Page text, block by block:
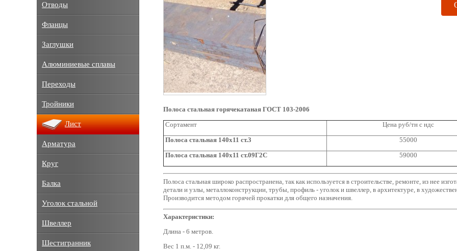
Полоса стальная горячекатаная ГОСТ 103-2006
Сортамент
Цена руб/тн с ндс
Полоса стальная 140x11 ст.3
55000
Полоса стальная 140x11 ст.09Г2С
59000
Полоса стальная широко распространена, так как используется в строительстве, ремонте, из нее
детали и узлы, металлоконструкции, трубы, профиль - уголок и швеллер, в архитектуре, в
Производится методом горячей прокатки для общего назначения.
Характеристики:
Длина - 6 метров.
Вес 1 п.м. - 12,09 кг.
Отводы
Фланцы
Заглушки
Алюминиевые сплавы
Переходы
Тройники
Лист
Арматура
Круг
Балка
Уголок стальной
Швеллер
Шестигранник